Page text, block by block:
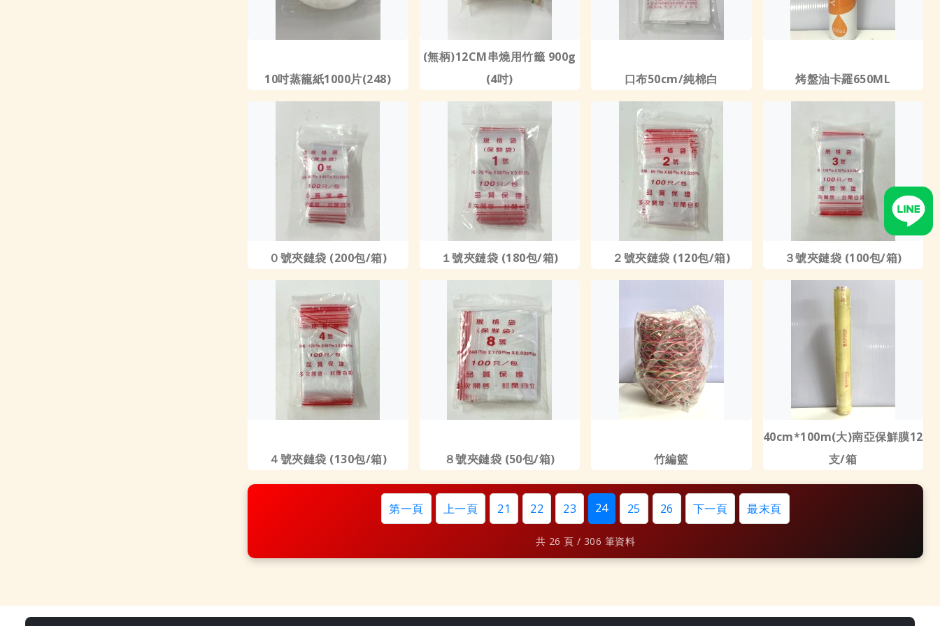
10吋蒸籠紙1000片(248)
(無柄)12CM串燒用竹籤 900g
(4吋)
口布50cm/純棉白 烤盤油卡羅650ML
０號夾鏈袋 (200包/箱) １號夾鏈袋 (180包/箱) ２號夾鏈袋 (120包/箱) ３號夾鏈袋 (100包/箱)
４號夾鏈袋 (130包/箱) ８號夾鏈袋 (50包/箱) 竹編籃
40cm*100m(大)南亞保鮮膜12
支/箱
第一頁 上一頁 21 22 23 24 25 26 下一頁 最末頁
共 26 頁 / 306 筆資料